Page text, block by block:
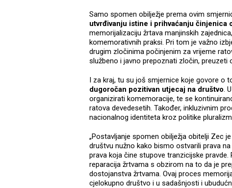
Samo spomen obilježje prema ovim
utvrđivanju istine i prihvaćanju činjenica
memorijalizaciju žrtava manjinskih
komemorativnih praksi. Pri tom je važno
drugim zločinima počinjenim za vrijeme
službeno i javno prepoznati zločin,
I za kraj, tu su još smjernice koje govore o
dugoročan pozitivan utjecaj na društvo.
organizirati komemoracije, te se
ratova devedesetih. Također, inkluzivnim
nacionalnog identiteta kroz politike
„Postavljanje spomen obilježja obitelji Zec
društvu nužno kako bismo ostvarili prava
prava koja čine stupove tranzicijske
reparacija žrtvama s obzirom na to da je
dostojanstva žrtvama. Ovaj proces
cjelokupno društvo i u sadašnjosti i